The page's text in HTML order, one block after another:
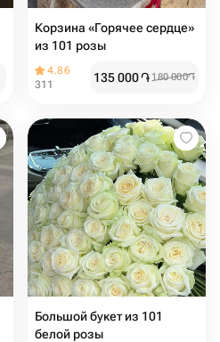
Корзина «Горячее сердце»
из 101 розы
4.86
311
135 000֏ 180 000֏
Большой букет из 101
белой розы